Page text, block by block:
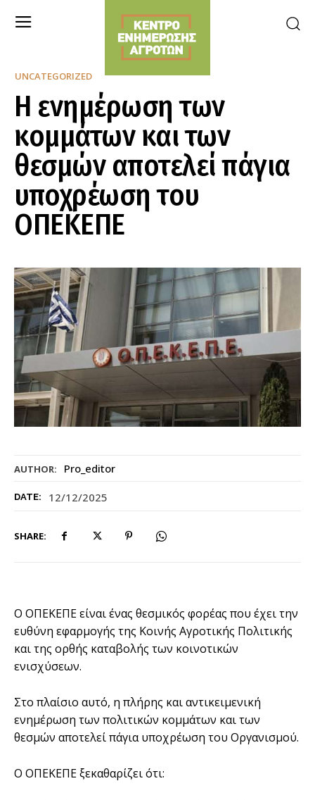
AUTHOR: Pro_editor
DATE: 12/12/2025
SHARE:
UNCATEGORIZED
Η ενημέρωση των
κομμάτων και των
θεσμών αποτελεί πάγια
υποχρέωση του
ΟΠΕΚΕΠΕ
Ο ΟΠΕΚΕΠΕ είναι ένας θεσμικός φορέας που έχει την
ευθύνη εφαρμογής της Κοινής Αγροτικής Πολιτικής
και της ορθής καταβολής των κοινοτικών
ενισχύσεων.
Στο πλαίσιο αυτό, η πλήρης και αντικειμενική
ενημέρωση των πολιτικών κομμάτων και των
θεσμών αποτελεί πάγια υποχρέωση του Οργανισμού.
Ο ΟΠΕΚΕΠΕ ξεκαθαρίζει ότι: